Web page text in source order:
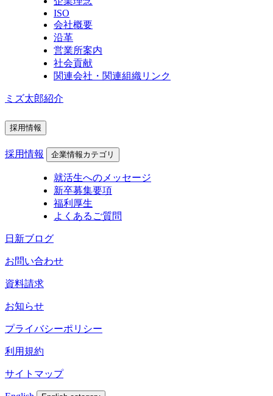
ISO
会社概要
沿革
営業所案内
社会貢献
関連会社・関連組織リンク
ミズ太郎紹介
採用情報
採用情報 企業情報カテゴリ
就活生へのメッセージ
新卒募集要項
福利厚生
よくあるご質問
日新ブログ
お問い合わせ
資料請求
お知らせ
プライバシーポリシー
利用規約
サイトマップ